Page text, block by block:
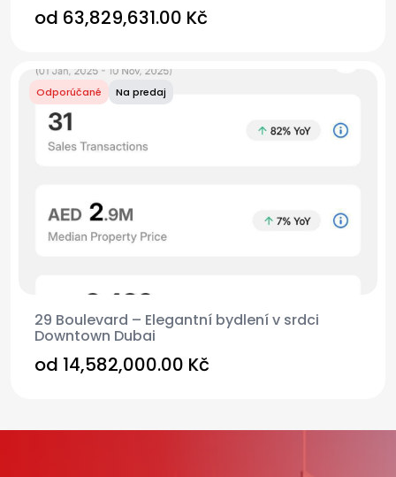
od 63,829,631.00 Kč
Odporúčané Na predaj
29 Boulevard – Elegantní bydlení v srdci
Downtown Dubai
od 14,582,000.00 Kč